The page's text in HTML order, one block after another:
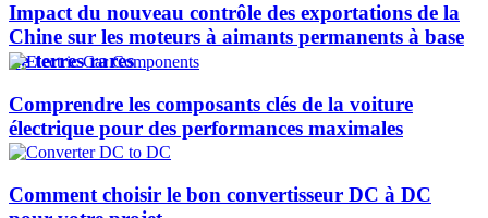
Impact du nouveau contrôle des exportations de la
Chine sur les moteurs à aimants permanents à base
de terres rares
Comprendre les composants clés de la voiture
électrique pour des performances maximales
Comment choisir le bon convertisseur DC à DC